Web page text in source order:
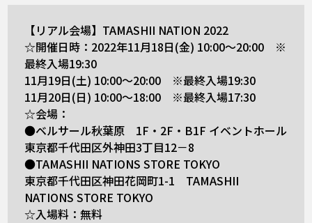
【リアル会場】TAMASHII NATION 2022
☆開催日時：2022年11月18日(金) 10:00～20:00 ※
最終入場19:30
11月19日(土) 10:00～20:00 ※最終入場19:30
11月20日(日) 10:00～18:00 ※最終入場17:30
☆会場：
●ベルサール秋葉原 1F・2F・B1F イベントホール
東京都千代田区外神田3丁目12－8
●TAMASHII NATIONS STORE TOKYO
東京都千代田区神田花岡町1-1 TAMASHII
NATIONS STORE TOKYO
☆入場料：無料